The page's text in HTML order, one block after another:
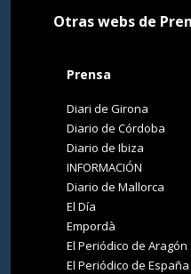
Otras webs de
Prensa
Diari de Girona
Diario de Córdoba
Diario de Ibiza
INFORMACIÓN
Diario de Mallorca
El Día
Empordà
El Periódico de Aragón
El Periódico de España